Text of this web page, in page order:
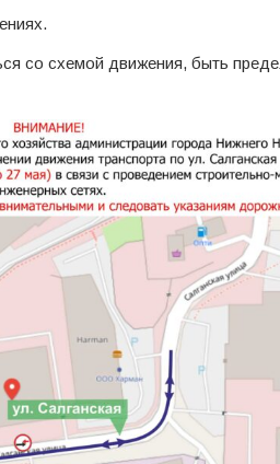
со схемой движения, быть